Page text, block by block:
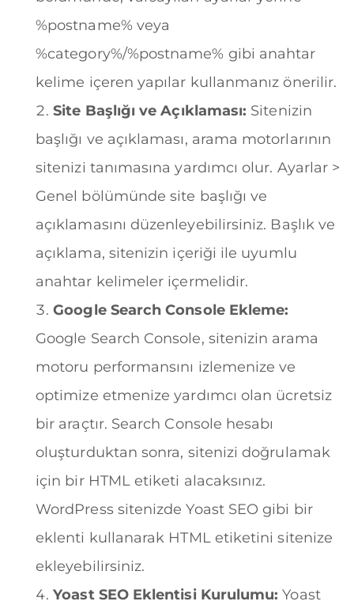
%postname% veya
%category%/%postname% gibi anahtar
kelime içeren yapılar kullanmanız önerilir.
Site Başlığı ve Açıklaması: Sitenizin
başlığı ve açıklaması, arama motorlarının
sitenizi tanımasına yardımcı olur. Ayarlar >
Genel bölümünde site başlığı ve
açıklamasını düzenleyebilirsiniz. Başlık ve
açıklama, sitenizin içeriği ile uyumlu
anahtar kelimeler içermelidir.
Google Search Console Ekleme:
Google Search Console, sitenizin arama
motoru performansını izlemenize ve
optimize etmenize yardımcı olan ücretsiz
bir araçtır. Search Console hesabı
oluşturduktan sonra, sitenizi doğrulamak
için bir HTML etiketi alacaksınız.
WordPress sitenizde Yoast SEO gibi bir
eklenti kullanarak HTML etiketini sitenize
ekleyebilirsiniz.
Yoast SEO Eklentisi Kurulumu: Yoast